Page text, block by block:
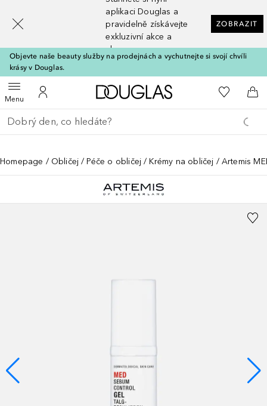
aplikaci Douglas a
pravidelně získávejte
exkluzivní akce a
slevy
ZOBRAZIT
Objevte naše beauty služby na prodejnách a vychutnejte si svojí chvíli
krásy v Douglas.
MenuOtevřít menuK mému účtu
Domů K mému
Do
Vraťte se
Proveďte vyhledávání
Homepage Obličej Péče o obličej Krémy na obličej Artemis
[navigation.slideout.screenreader]